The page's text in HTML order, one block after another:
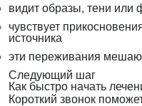
видит образы, тени или
чувствует
источника
эти переживания
Следующий шаг
Как быстро начать
Короткий звонок